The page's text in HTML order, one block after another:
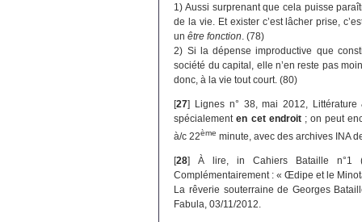
1) Aussi surprenant que cela puisse
de la vie. Et exister c’est lâcher prise,
unêtre fonction. (78)
2) Si la dépense improductive que
société du capital, elle n’en reste pas
donc, à la vie tout court. (80)
[27]
Lignes n° 38, mai 2012,
spécialementen cet endroit; on peut
à/c 22ème minute, avec des archives INA
[28]À lire, in Cahiers Bataille
Complémentairement : « Œdipe et le
La rêverie souterraine de Georges
Fabula, 03/11/2012.